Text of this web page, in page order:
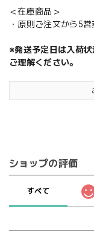
＜在庫商品＞
・原則ご注文から5
※発送予定日は入荷
ご理解ください。
ショップの評価
すべて